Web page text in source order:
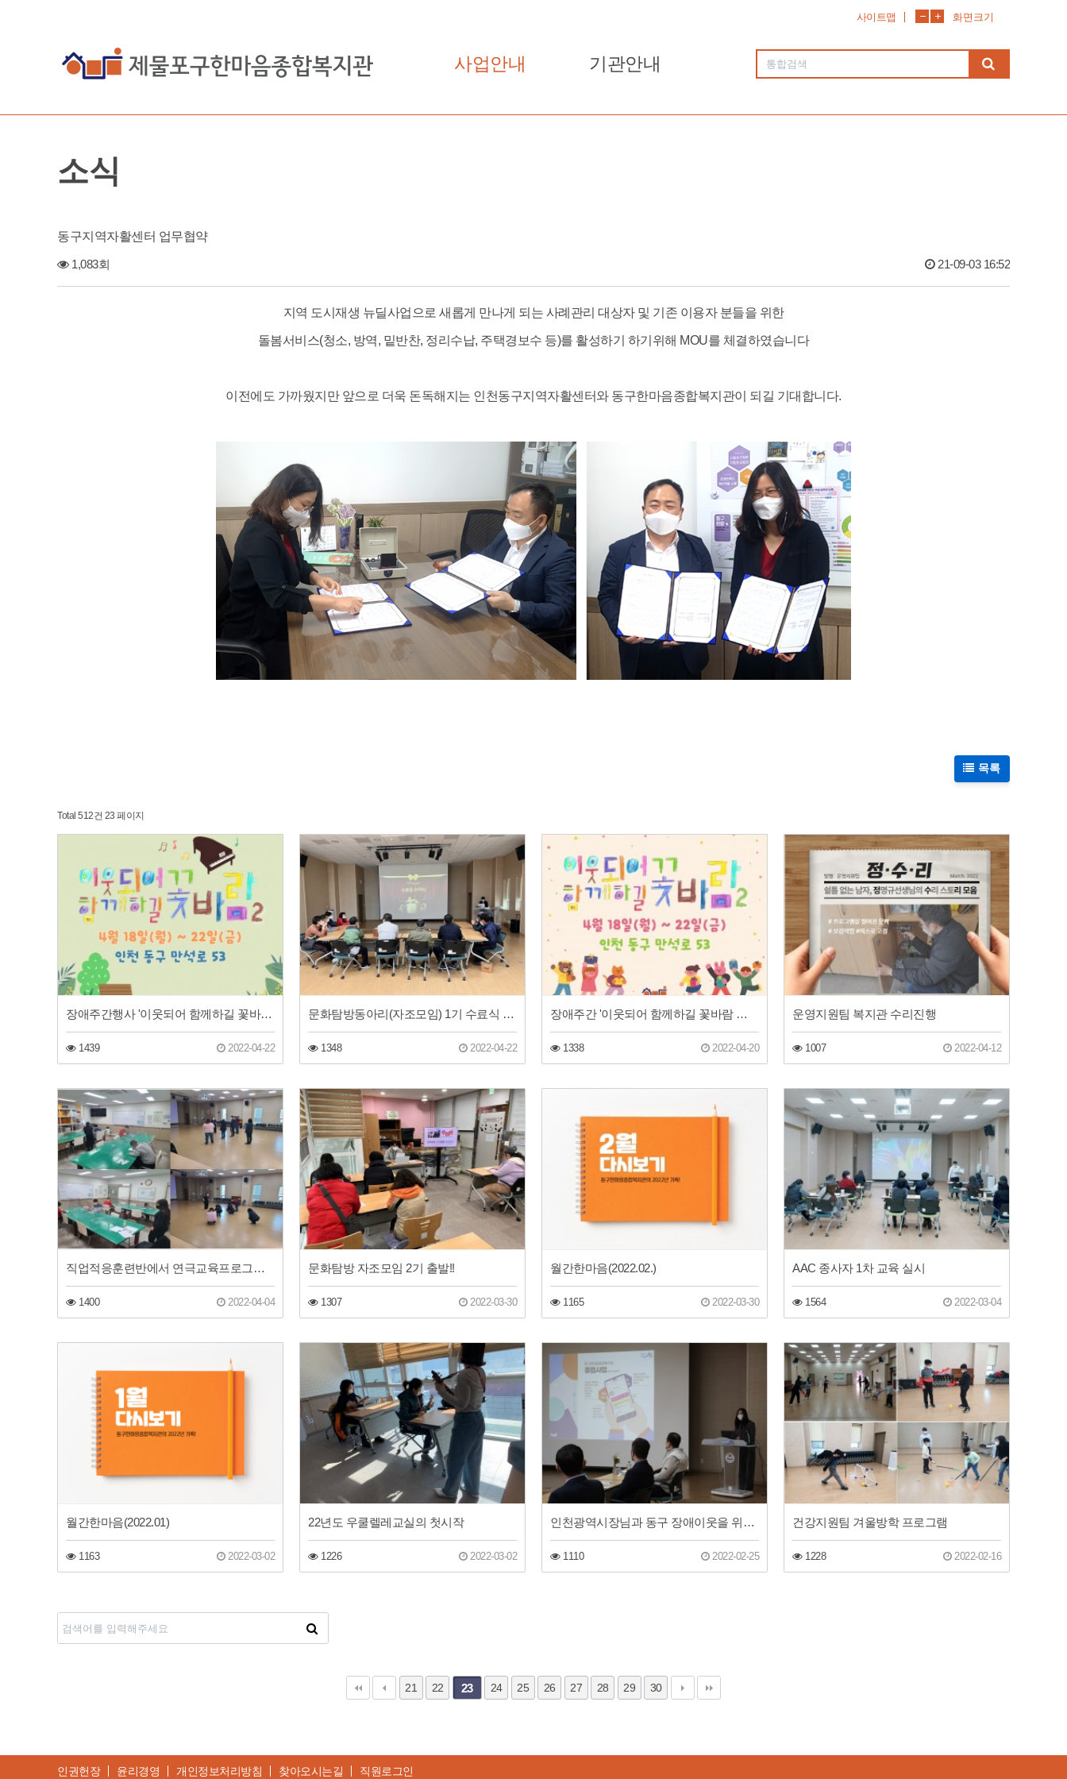
사이트맵 화면크기
사업안내 기관안내
소식
동구지역자활센터 업무협약
1,083회 21-09-03 16:52
지역 도시재생 뉴딜사업으로 새롭게 만나게 되는 사례관리 대상자 및 기존 이용자 분들을 위한
돌봄서비스(청소, 방역, 밑반찬, 정리수납, 주택경보수 등)를 활성하기 하기위해 MOU를 체결하였습니다
이전에도 가까웠지만 앞으로 더욱 돈독해지는 인천동구지역자활센터와 동구한마음종합복지관이 되길 기대합니다.
목록
Total 512건 23 페이지
장애주간행사 '이웃되어 함께하길 꽃바람2'
1439 2022-04-22
문화탐방동아리(자조모임) 1기 수료식 진행!
1348 2022-04-22
장애주간 '이웃되어 함께하길 꽃바람 시즌2' 스토리 1
1338 2022-04-20
운영지원팀 복지관 수리진행
1007 2022-04-12
직업적응훈련반에서 연극교육프로그램을 진행합니다.
1400 2022-04-04
문화탐방 자조모임 2기 출발!!
1307 2022-03-30
월간한마음(2022.02.)
1165 2022-03-30
AAC 종사자 1차 교육 실시
1564 2022-03-04
월간한마음(2022.01)
1163 2022-03-02
22년도 우쿨렐레교실의 첫시작
1226 2022-03-02
인천광역시장님과 동구 장애이웃을 위한 지원방향을 수립하였습니다
1110 2022-02-25
건강지원팀 겨울방학 프로그램
1228 2022-02-16
21 22 23 24 25 26 27 28 29 30
인권헌장 윤리경영 개인정보처리방침 찾아오시는길 직원로그인